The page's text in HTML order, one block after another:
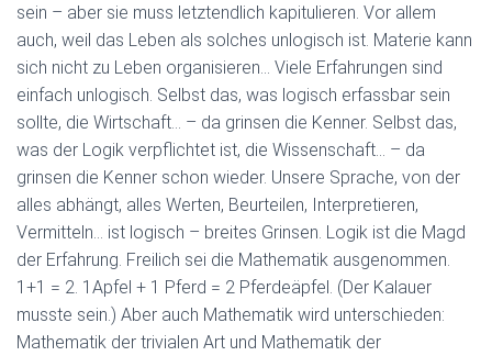
sein – aber sie muss letztendlich kapitulieren. Vor allem
auch, weil das Leben als solches unlogisch ist. Materie kann
sich nicht zu Leben organisieren… Viele Erfahrungen sind
einfach unlogisch. Selbst das, was logisch erfassbar sein
sollte, die Wirtschaft… – da grinsen die Kenner. Selbst das,
was der Logik verpflichtet ist, die Wissenschaft… – da
grinsen die Kenner schon wieder. Unsere Sprache, von der
alles abhängt, alles Werten, Beurteilen, Interpretieren,
Vermitteln… ist logisch – breites Grinsen. Logik ist die Magd
der Erfahrung. Freilich sei die Mathematik ausgenommen.
1+1 = 2. 1Apfel + 1 Pferd = 2 Pferdeäpfel. (Der Kalauer
musste sein.) Aber auch Mathematik wird unterschieden:
Mathematik der trivialen Art und Mathematik der